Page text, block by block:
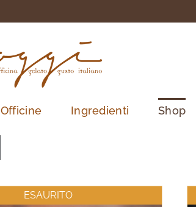
Officine Ingredienti Shop
ESAURITO